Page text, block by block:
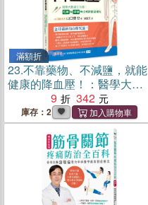
滿額折
23.不靠藥物、不減鹽，就能
健康的降血壓！：醫學大數
據告訴你-吃藥和減鹽無法預
防動脈硬化
9 342
庫存：2